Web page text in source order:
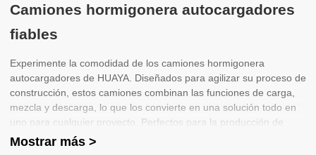
Camiones hormigonera autocargadores
fiables
Experimente la comodidad de los camiones hormigonera
autocargadores de HUAYA. Diseñados para agilizar su proceso de
construcción, estos camiones combinan las funciones de carga,
mezcla y descarga, lo que los convierte en una solución todo en
uno para cualquier proyecto. Perfectos para la producción de
hormigón in situ, ofrecen eficiencia y rendimiento en los que
Mostrar más >